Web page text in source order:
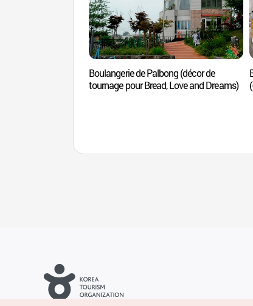
Boulangerie de Palbong (décor de
tournage pour Bread, Love and Dreams)